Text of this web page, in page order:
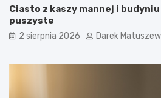
Ciasto z kaszy mannej i
puszyste
2 sierpnia 2026 Darek